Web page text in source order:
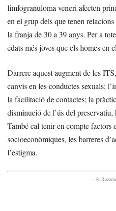
limfogranuloma veneri afecten
en el grup dels que tenen
la franja de 30 a 39 anys. Per a
edats més joves que els homes en
Darrere aquest augment de les
canvis en les conductes sexuals;
la facilitació de contactes; la
disminució de l’ús del
També cal tenir en compte factors
socioeconòmiques, les barreres
l’estigma.
- Et